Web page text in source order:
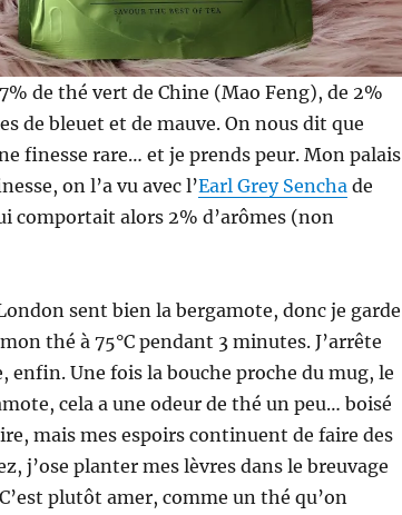
de thé vert de Chine (Mao Feng), de 2%
de bleuet et de mauve. On nous dit que
finesse rare… et je prends peur. Mon palais
on l’a vu avec l’Earl Grey Senchade
comportait alors 2% d’arômes (non
sent bien la bergamote, donc je garde
thé à 75°C pendant 3 minutes. J’arrête
enfin. Une fois la bouche proche du mug, le
cela a une odeur de thé un peu… boisé
mais mes espoirs continuent de faire des
j’ose planter mes lèvres dans le breuvage
plutôt amer, comme un thé qu’on